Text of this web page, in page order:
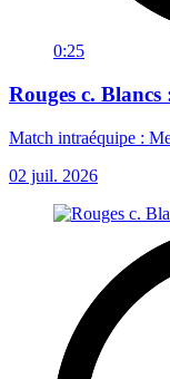
0:25
Rouges c.
Match intraéquipe :
02 juil. 2026